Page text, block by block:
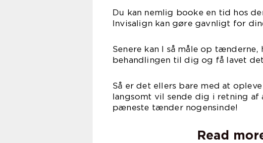
Du kan nemlig booke en tid hos
Invisalign kan gøre gavnligt for
Senere kan I så måle op
behandlingen til dig og få lavet
Så er det ellers bare med at
langsomt vil sende dig i retning
pæneste tænder nogensinde!
Read